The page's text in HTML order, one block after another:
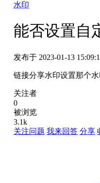
水印
能否设置自
发布于 2023-01-13
链接分享水印设置那个
关注者
0
被浏览
3.1k
关注问题 我来回答 分享